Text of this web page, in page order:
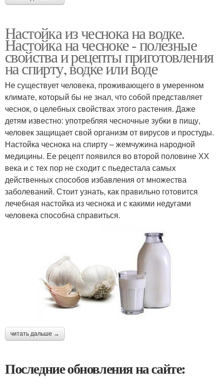
Настойка из чеснока на водке.
Настойка на чесноке - полезные
свойства и рецепты приготовления
на спирту, водке или воде
Не существует человека, проживающего в умеренном
климате, который бы не знал, что собой представляет
чеснок, о целебных свойствах этого растения. Даже
детям известно: употребляя чесночные зубки в пищу,
человек защищает свой организм от вирусов и простуды.
Настойка чеснока на спирту – жемчужина народной
медицины. Ее рецепт появился во второй половине ХХ
века и с тех пор не сходит с пьедестала самых
действенных способов избавления от множества
заболеваний. Стоит узнать, как правильно готовится
лечебная настойка из чеснока и с какими недугами
человека способна справиться.
читать дальше →
Последние обновления на сайте: